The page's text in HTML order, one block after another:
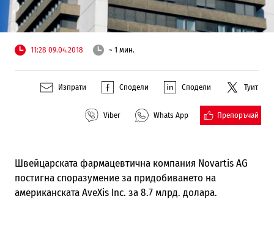
11:28 09.04.2018 ~ 1 мин.
Изпрати Сподели Сподели Туит
Viber Whats App Препоръчай
Швейцарската фармацевтична компания Novartis AG
постигна споразумение за придобиването на
американската AveXis Inc. за 8.7 млрд. долара.